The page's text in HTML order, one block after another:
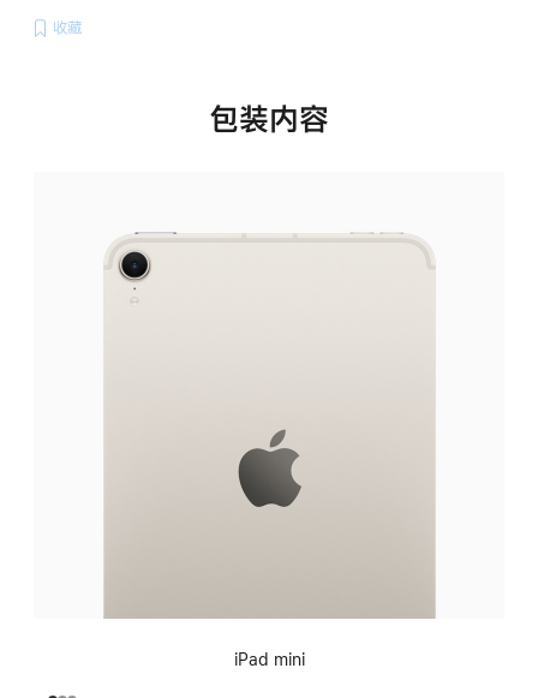
收藏
包装内容
iPad mini